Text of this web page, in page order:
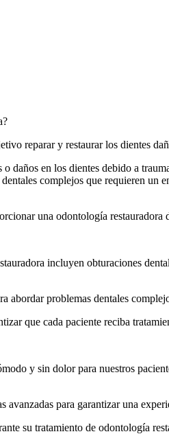
reparar y restaurar los dientes
daños en los dientes debido a
complejos que requieren un
una odontología
incluyen obturaciones
abordar problemas dentales
que cada paciente reciba
y sin dolor para nuestros
para garantizar una
su tratamiento de odontología